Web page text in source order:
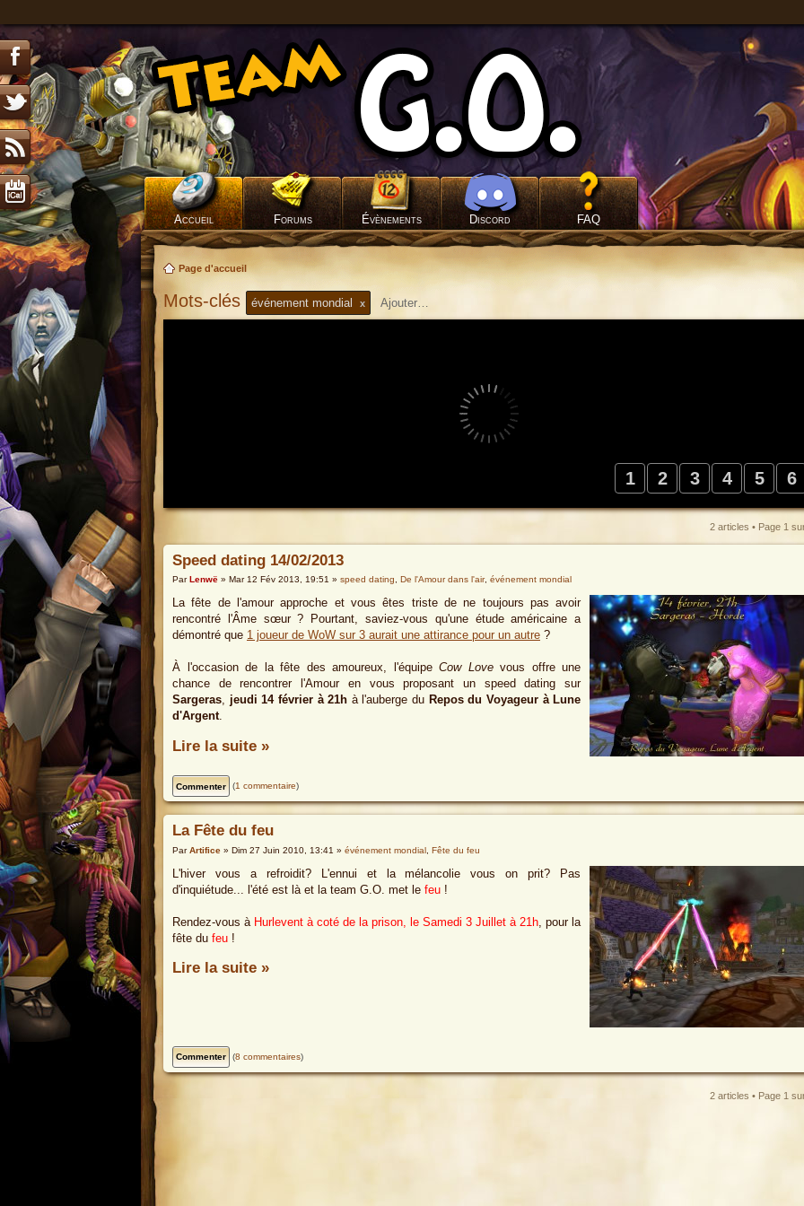
Accueil Forums Évènements Discord FAQ
Page d'accueil
Mots-clés événement mondial x
1 2 3 4 5 6
2 articles • Page 1
Speed dating 14/02/2013
ParLenwë » Mar 12 Fév 2013, 19:51 » speed dating De l'Amour dans l'air, événement mondial
La fête de l'amour approche et vous êtes triste de ne toujours pas avoir
rencontré l'Âme sœur ? Pourtant, saviez-vous qu'une étude américaine a
démontré que 1 joueur de WoW sur 3 aurait une attirance pour un autre ?
À l'occasion de la fête des amoureux, l'équipeCow Lovevous offre une
chance de rencontrer l'Amour en vous proposant un speed dating sur
Sargeras, jeudi 14 février à 21h à l'auberge du Repos du Voyageur à Lune
d'Argent.
Lire la suite »
(1 commentaire)
La Fête du feu
ParArtifice » Dim 27 Juin 2010, 13:41 » événement mondial Fête du feu
L'hiver vous a refroidit? L'ennui et la mélancolie vous on prit? Pas
d'inquiétude... l'été est là et la team G.O. met le feu !
Rendez-vous à Hurlevent à coté de la prison, le Samedi 3 Juillet à 21h , pour la
fête du feu !
Lire la suite »
(8 commentaires)
2 articles • Page 1